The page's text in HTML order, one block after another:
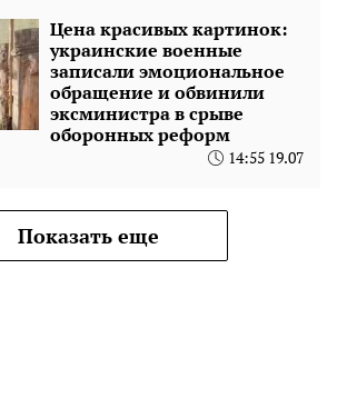
Цена красивых картинок:
украинские военные
записали эмоциональное
обращение и обвинили
эксминистра в срыве
оборонных реформ
14:55 19.07
Показать еще